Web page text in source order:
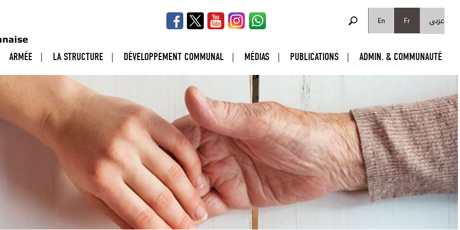
En
Fr عربي FORMULAIRE DE RECHERCHE
ARMÉE LA STRUCTURE DÉVELOPPEMENT COMMUNAL MÉDIAS PUBLICATIONS ADMIN. & COMMUNAUTÉ